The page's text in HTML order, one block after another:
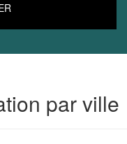
par ville